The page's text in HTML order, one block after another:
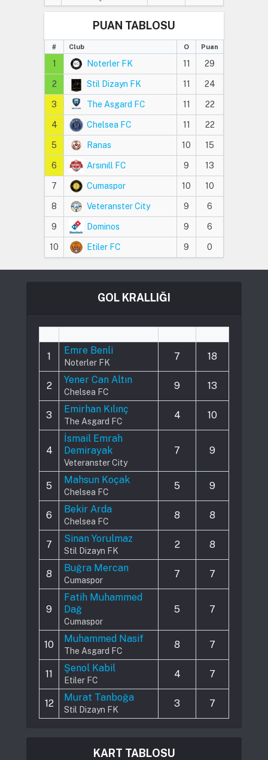
PUAN TABLOSU
# Club O Puan
1 Noterler FK 11 29
2 Stil Dizayn FK 11 24
3 The Asgard FC 11 22
4 Chelsea FC 11 22
5 Ranas 10 15
6 Arsınıll FC 9 13
7 Cumaspor 10 10
8 Veteranster City 9 6
9 Dominos 9 6
10 Etiler FC 9 0
GOL KRALLIĞI
1
Emre Benli
Noterler FK
7 18
2
Yener Can Altın
Chelsea FC
9 13
3
Emirhan Kılınç
The Asgard FC
4 10
4
İsmail Emrah
Demirayak
Veteranster City
7 9
5
Mahsun Koçak
Chelsea FC
5 9
6
Bekir Arda
Chelsea FC
8 8
7
Sinan Yorulmaz
Stil Dizayn FK
2 8
8
Buğra Mercan
Cumaspor
7 7
9
Fatih Muhammed
Dağ
Cumaspor
5 7
10
Muhammed Nasif
The Asgard FC
8 7
11
Şenol Kabil
Etiler FC
4 7
12
Murat Tanboğa
Stil Dizayn FK
3 7
KART TABLOSU